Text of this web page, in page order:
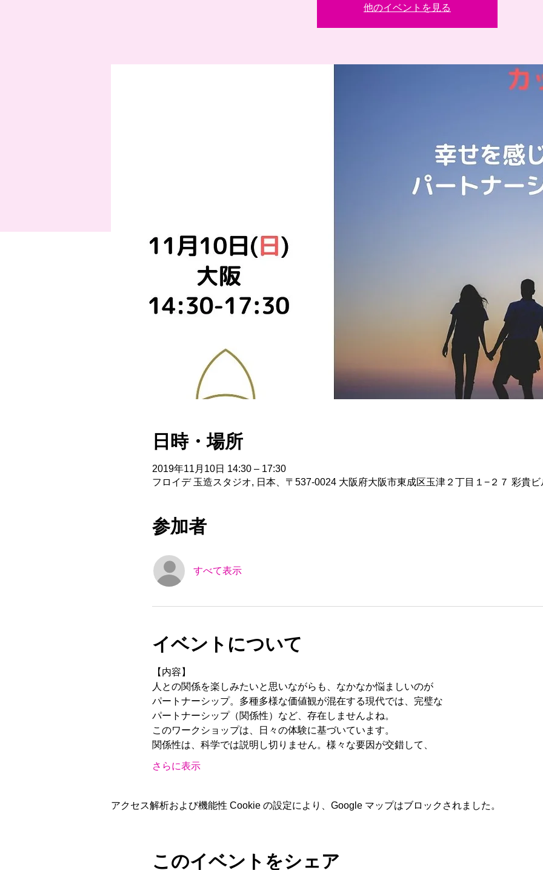
他のイベントを見る
日時・場所
2019年11月10日 14:30 – 17:30
フロイデ 玉造スタジオ, 日本、〒537-0024 大阪府大阪市東成区玉津２丁目１−２７ 彩貴ビ
参加者
すべて表示
イベントについて
【内容】
人との関係を楽しみたいと思いながらも、なかなか悩ましいのが
パートナーシップ。多種多様な価値観が混在する現代では、完璧な
パートナーシップ（関係性）など、存在しませんよね。
このワークショップは、日々の体験に基づいています。
関係性は、科学では説明し切りません。様々な要因が交錯して、
さらに表示
アクセス解析および機能性 Cookie の設定により、Google マップはブロックされました。
このイベントをシェア